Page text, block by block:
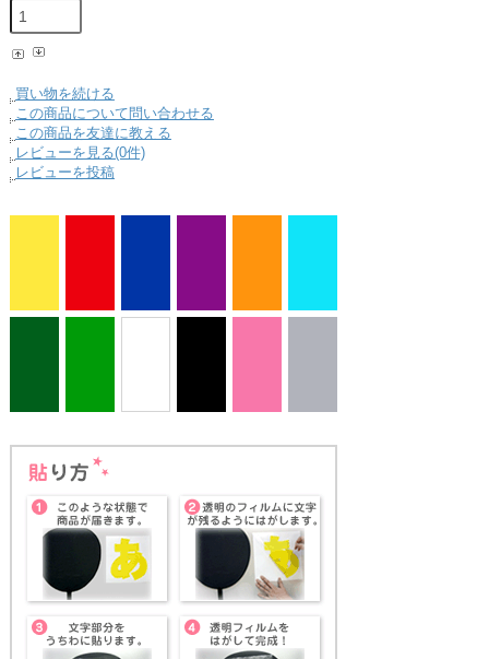
買い物を続ける
この商品について問い合わせる
この商品を友達に教える
レビューを見る(0件)
レビューを投稿